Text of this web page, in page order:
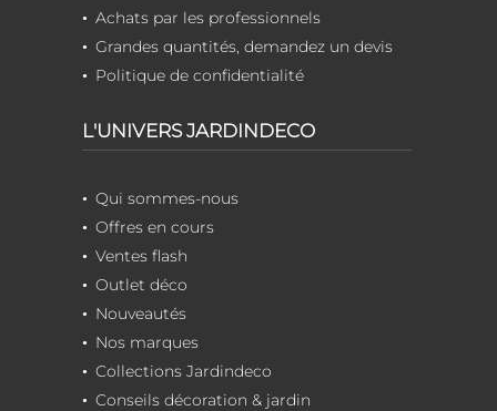
Achats par les professionnels
Grandes quantités, demandez un devis
Politique de confidentialité
L'UNIVERS JARDINDECO
Qui sommes-nous
Offres en cours
Ventes flash
Outlet déco
Nouveautés
Nos marques
Collections Jardindeco
Conseils décoration & jardin